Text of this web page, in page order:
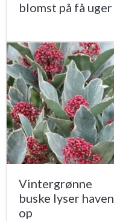
blomst på få uger
Vintergrønne
buske lyser haven
op